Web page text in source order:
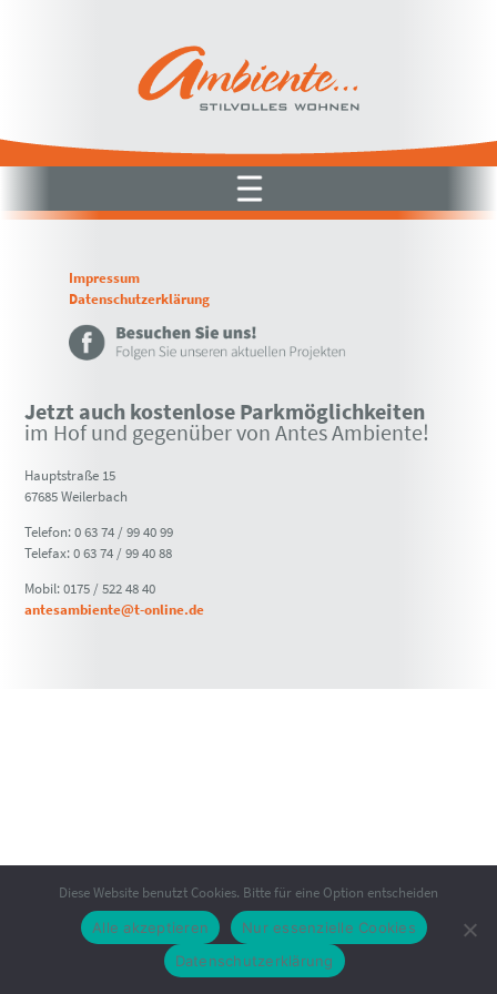
Impressum
Datenschutzerklärung
Jetzt auch kostenlose Parkmöglichkeiten
im Hof und gegenüber von Antes Ambiente!
Hauptstraße 15
67685 Weilerbach
Telefon: 0 63 74 / 99 40 99
Telefax: 0 63 74 / 99 40 88
Mobil: 0175 / 522 48 40
antesambiente@t-online.de
Diese Website benutzt Cookies. Bitte für eine Option entscheiden
Alle akzeptieren
Nur essenzielle Cookies
Datenschutzerklärung